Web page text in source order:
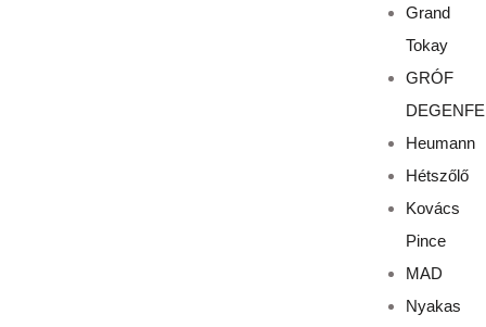
Grand
Tokay
GRÓF
Heumann
Hétszőlő
Kovács
Pince
MAD
Nyakas